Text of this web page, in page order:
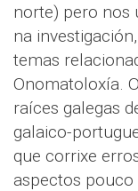
norte) pero nos
na
temas
Onomatoloxía.
raíces galegas
galaico-
que corrixe
aspectos